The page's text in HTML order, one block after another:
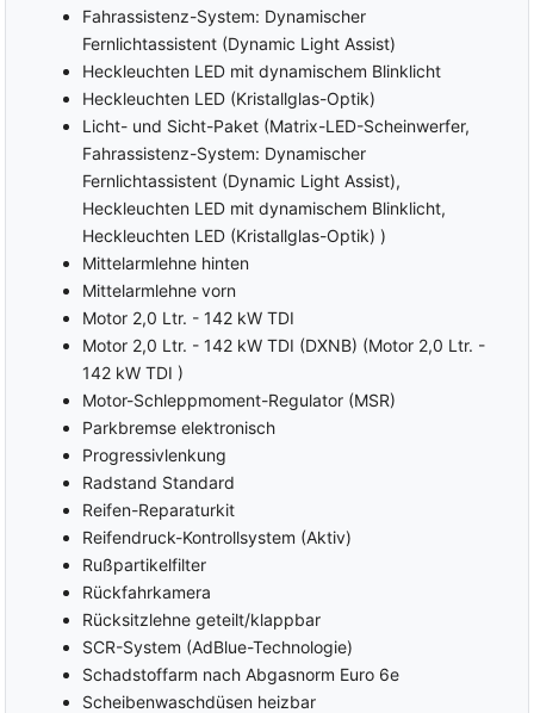
Fahrassistenz-System: Dynamischer
Fernlichtassistent (Dynamic Light Assist)
Heckleuchten LED mit dynamischem Blinklicht
Heckleuchten LED (Kristallglas-Optik)
Licht- und Sicht-Paket (Matrix-LED-Scheinwerfer,
Fahrassistenz-System: Dynamischer
Fernlichtassistent (Dynamic Light Assist),
Heckleuchten LED mit dynamischem Blinklicht,
Heckleuchten LED (Kristallglas-Optik) )
Mittelarmlehne hinten
Mittelarmlehne vorn
Motor 2,0 Ltr. - 142 kW TDI
Motor 2,0 Ltr. - 142 kW TDI (DXNB) (Motor 2,0 Ltr. -
142 kW TDI )
Motor-Schleppmoment-Regulator (MSR)
Parkbremse elektronisch
Progressivlenkung
Radstand Standard
Reifen-Reparaturkit
Reifendruck-Kontrollsystem (Aktiv)
Rußpartikelfilter
Rückfahrkamera
Rücksitzlehne geteilt/klappbar
SCR-System (AdBlue-Technologie)
Schadstoffarm nach Abgasnorm Euro 6e
Scheibenwaschdüsen heizbar